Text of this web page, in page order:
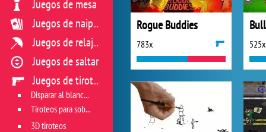
Rogue Buddies
783x 525x
Juegos de mesa
Juegos de naipes
Juegos de relajación
Juegos de saltar
Juegos de tiroteo
Disparar al blanco vivo
Tiroteos para sobrevivir
3D tiroteos